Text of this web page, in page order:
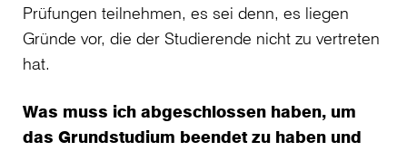
Prüfungen teilnehmen, es sei denn, es liegen
Gründe vor, die der Studierende nicht zu vertreten
hat.
Was muss ich abgeschlossen haben, um
das Grundstudium beendet zu haben und